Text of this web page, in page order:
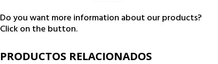
Do you want more information about our products?
Click on the button.
PRODUCTOS RELACIONADOS